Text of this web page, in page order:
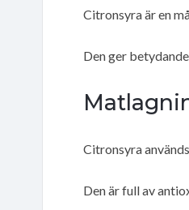
Citronsyra är en
Den ger
Citronsyra
Den är full av